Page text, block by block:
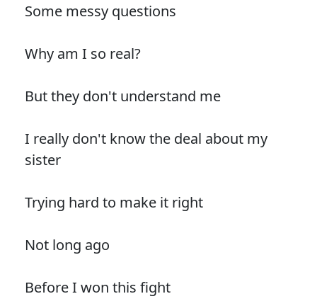
Some messy questions
Why am I so real?
But they don't understand me
I really don't know the deal about my
sister
Trying hard to make it right
Not long ago
Before I won this fight